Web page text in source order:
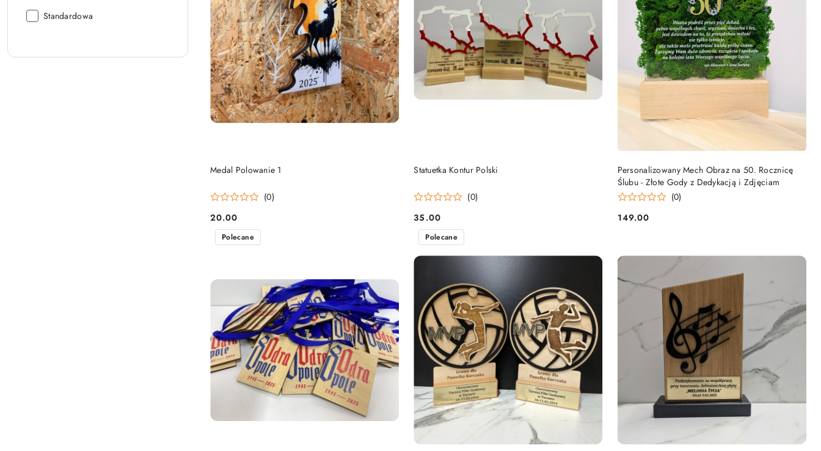
Realizacja:
Standardowa
Medal Polowanie 1
(0)
Cena:
20.00
Statuetka Kontur Polski
(0)
Cena:
35.00
DO KOSZYKA
Personalizowany Mech Obraz na 50. Rocznicę
Ślubu - Złote Gody z Dedykacją i Zdjęciam
(0)
Cena:
149.00
DO KOSZYKA
Polecane Polecane